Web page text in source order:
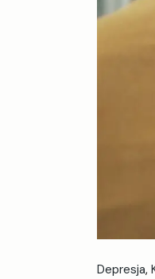
Depresja